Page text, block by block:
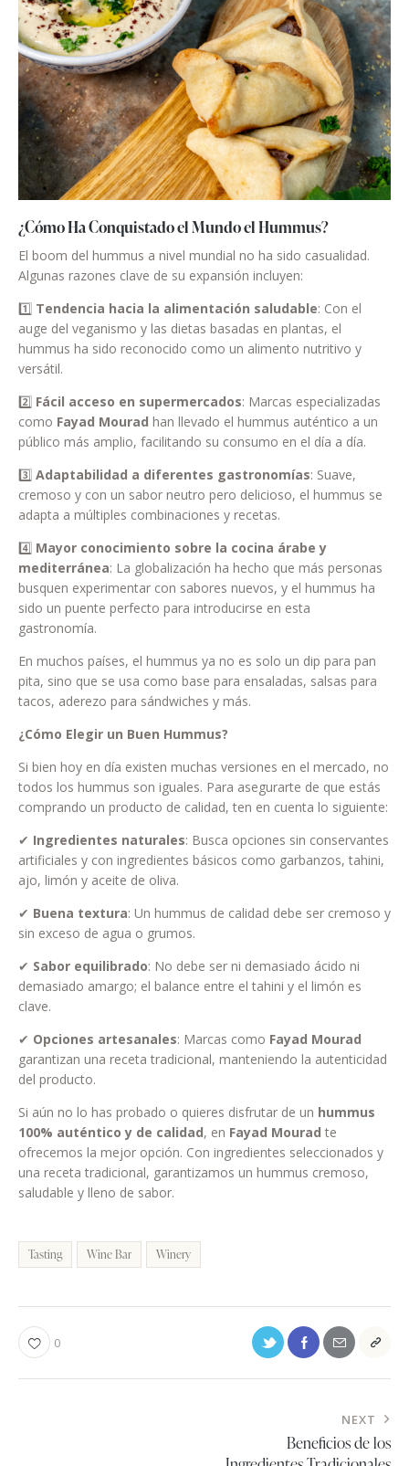
¿Cómo Ha Conquistado el Mundo el Hummus?
El boom del hummus a nivel mundial no ha sido casualidad.
Algunas razones clave de su expansión incluyen:
1️⃣ Tendencia hacia la alimentación saludable: Con el
auge del veganismo y las dietas basadas en plantas, el
hummus ha sido reconocido como un alimento nutritivo y
versátil.
2️⃣ Fácil acceso en supermercados: Marcas especializadas
como Fayad Mourad han llevado el hummus auténtico a un
público más amplio, facilitando su consumo en el día a día.
3️⃣ Adaptabilidad a diferentes gastronomías: Suave,
cremoso y con un sabor neutro pero delicioso, el hummus se
adapta a múltiples combinaciones y recetas.
4️⃣ Mayor conocimiento sobre la cocina árabe y
mediterránea: La globalización ha hecho que más personas
busquen experimentar con sabores nuevos, y el hummus ha
sido un puente perfecto para introducirse en esta
gastronomía.
En muchos países, el hummus ya no es solo un dip para pan
pita, sino que se usa como base para ensaladas, salsas para
tacos, aderezo para sándwiches y más.
¿Cómo Elegir un Buen Hummus?
Si bien hoy en día existen muchas versiones en el mercado, no
todos los hummus son iguales. Para asegurarte de que estás
comprando un producto de calidad, ten en cuenta lo siguiente:
✔ Ingredientes naturales: Busca opciones sin conservantes
artificiales y con ingredientes básicos como garbanzos, tahini,
ajo, limón y aceite de oliva.
✔ Buena textura: Un hummus de calidad debe ser cremoso y
sin exceso de agua o grumos.
✔ Sabor equilibrado: No debe ser ni demasiado ácido ni
demasiado amargo; el balance entre el tahini y el limón es
clave.
✔ Opciones artesanales: Marcas como Fayad Mourad
garantizan una receta tradicional, manteniendo la autenticidad
del producto.
Si aún no lo has probado o quieres disfrutar de un hummus
100% auténtico y de calidad, en Fayad Mourad te
ofrecemos la mejor opción. Con ingredientes seleccionados y
una receta tradicional, garantizamos un hummus cremoso,
saludable y lleno de sabor.
Tasting Wine Bar Winery
0
NEXT
Beneficios de los